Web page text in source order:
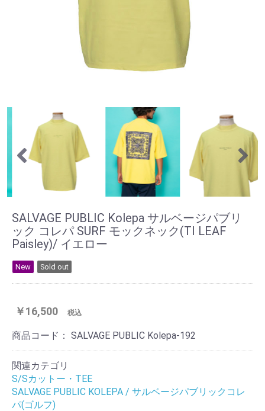
SALVAGE PUBLIC Kolepa サルベージパブリ
ック コレパ SURF モックネック(TI LEAF
Paisley)/ イエロー
New Sold out
￥16,500 税込
商品コード： SALVAGE PUBLIC Kolepa-192
関連カテゴリ
S/Sカットー・TEE
SALVAGE PUBLIC KOLEPA / サルベージパブリックコレ
パ(ゴルフ)